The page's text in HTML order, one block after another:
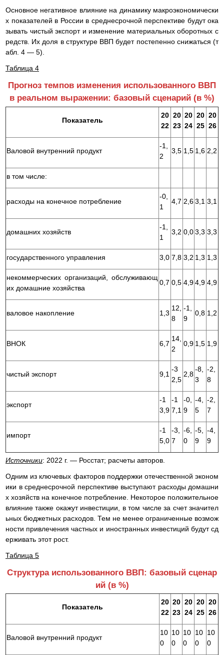
Основное негативное влияние на динамику макроэкономически
х показателей в России в среднесрочной перспективе будут ока
зывать чистый экспорт и изменение материальных оборотных с
редств. Их доля в структуре ВВП будет постепенно снижаться (т
абл. 4 — 5).
Таблица 4
Прогноз темпов изменения использованного ВВП
в реальном выражении: базовый сценарий (в %)
Показатель
20
22
20
23
20
24
20
25
20
26
Валовой внутренний продукт
-1,
2
3,5 1,5 1,6 2,2
в том числе:
расходы на конечное потребление
-0,
1
4,7 2,63,1 3,1
домашних хозяйств
-1,
1
3,2 0,03,3 3,3
государственного управления 3,0 7,8 3,2 1,3 1,3
некоммерческих организаций, обслуживающ
их домашние хозяйства
0,7 0,5 4,94,9 4,9
валовое накопление 1,3
12,
8
-1,
9
0,8 1,2
ВНОК 6,7
14,
2
0,9 1,5 1,9
чистый экспорт 9,1
-3
2,5
2,8
-8,
3
-2,
8
экспорт
-1
3,9
-1
7,1
-0,
9
-4,
5
-2,
7
импорт
-1
5,0
-3,
7
-6,
0
-5,
9
-4,
9
Источники: 2022 г. — Росстат; расчеты авторов.
Одним из ключевых факторов поддержки отечественной эконом
ики в среднесрочной перспективе выступают расходы домашни
х хозяйств на конечное потребление. Некоторое положительное
влияние также окажут инвестиции, в том числе за счет значител
ьных бюджетных расходов. Тем не менее ограниченные возмож
ности привлечения частных и иностранных инвестиций будут сд
ерживать этот рост.
Таблица 5
Структура использованного ВВП: базовый сценар
ий (в %)
Показатель
20
22
20
23
20
24
20
25
20
26
Валовой внутренний продукт
10
0
10
0
10
0
10
0
10
0